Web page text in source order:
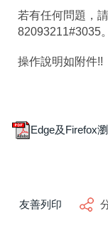
若有任何問題，
82093211#3035。
操作說明如附件!!
Edge及Firefox
友善列印